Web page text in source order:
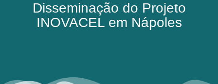
Disseminação do Projeto
INOVACEL em Nápoles